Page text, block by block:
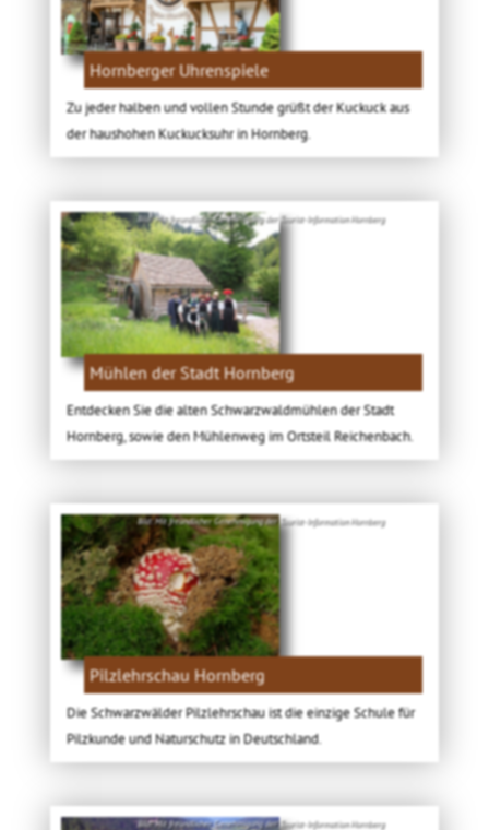
Hornberger Uhrenspiele
Zu jeder halben und vollen Stunde grüßt der Kuckuck aus
der haushohen Kuckucksuhr in Hornberg.
Bild: Mit freundlicher Genehmigung der Tourist-Information Hornberg
Mühlen der Stadt Hornberg
Entdecken Sie die alten Schwarzwaldmühlen der Stadt
Hornberg, sowie den Mühlenweg im Ortsteil Reichenbach.
Bild: Mit freundlicher Genehmigung der Tourist-Information Hornberg
Pilzlehrschau Hornberg
Die Schwarzwälder Pilzlehrschau ist die einzige Schule für
Pilzkunde und Naturschutz in Deutschland.
Bild: Mit freundlicher Genehmigung der Tourist-Information Hornberg